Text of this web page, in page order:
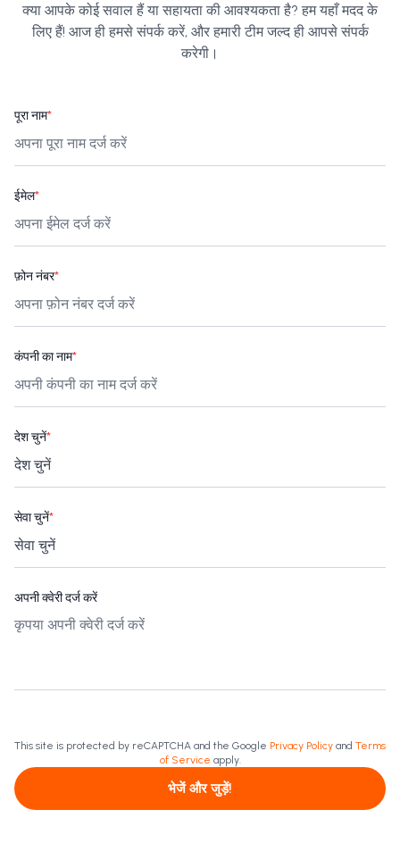
क्या आपके कोई सवाल हैं या सहायता की आवश्यकता है? हम यहाँ मदद के
लिए हैं! आज ही हमसे संपर्क करें, और हमारी टीम जल्द ही आपसे संपर्क
करेगी।
पूरा नाम*
ईमेल*
फ़ोन नंबर*
कंपनी का नाम*
देश चुनें*
सेवा चुनें*
अपनी क्वेरी दर्ज करें
This site is protected by reCAPTCHA and the Google Privacy Policy and Terms
of Service apply.
भेजें और जुड़ें!